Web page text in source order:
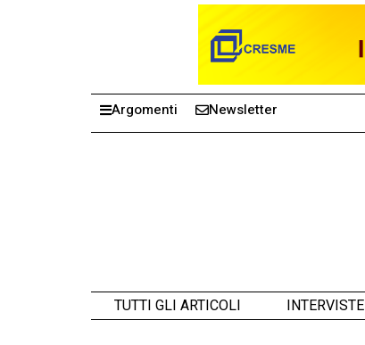
Argomenti Newsletter
TUTTI GLI ARTICOLI INTERVISTE